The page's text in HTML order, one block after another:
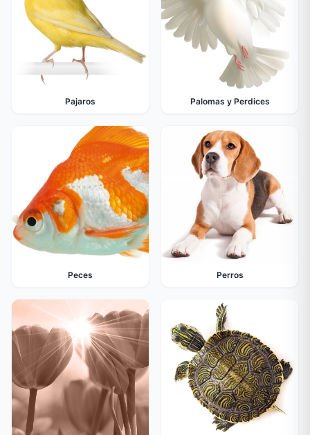
Pajaros Palomas y Perdices
Peces Perros